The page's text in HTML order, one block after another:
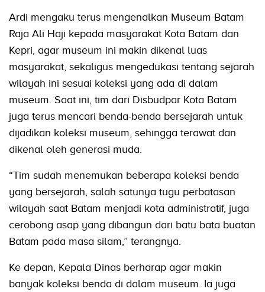
Ardi mengaku terus mengenalkan Museum Batam
Raja Ali Haji kepada masyarakat Kota Batam dan
Kepri, agar museum ini makin dikenal luas
masyarakat, sekaligus mengedukasi tentang sejarah
wilayah ini sesuai koleksi yang ada di dalam
museum. Saat ini, tim dari Disbudpar Kota Batam
juga terus mencari benda-benda bersejarah untuk
dijadikan koleksi museum, sehingga terawat dan
dikenal oleh generasi muda.
“Tim sudah menemukan beberapa koleksi benda
yang bersejarah, salah satunya tugu perbatasan
wilayah saat Batam menjadi kota administratif, juga
cerobong asap yang dibangun dari batu bata buatan
Batam pada masa silam,” terangnya.
Ke depan, Kepala Dinas berharap agar makin
banyak koleksi benda di dalam museum. Ia juga